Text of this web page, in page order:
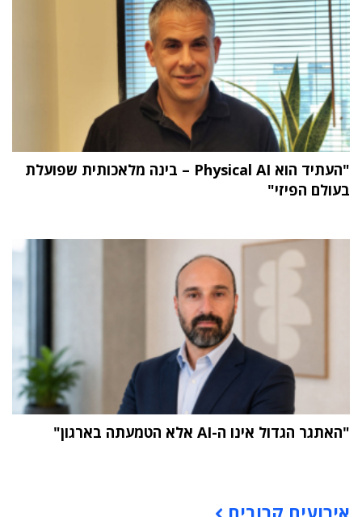
"העתיד הוא Physical AI – בינה מלאכותית שפועלת
בעולם הפיזי"
"האתגר הגדול אינו ה-AI אלא הטמעתה בארגון"
אירועים קרובים